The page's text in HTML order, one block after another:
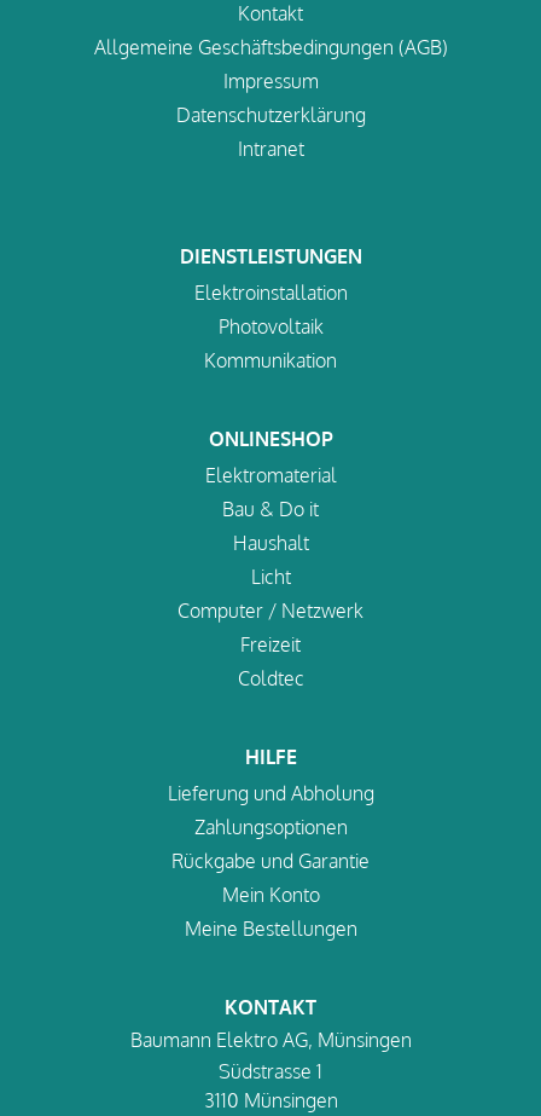
Kontakt
Allgemeine Geschäftsbedingungen (AGB)
Impressum
Datenschutzerklärung
Intranet
DIENSTLEISTUNGEN
Elektroinstallation
Photovoltaik
Kommunikation
ONLINESHOP
Elektromaterial
Bau & Do it
Haushalt
Licht
Computer / Netzwerk
Freizeit
Coldtec
HILFE
Lieferung und Abholung
Zahlungsoptionen
Rückgabe und Garantie
Mein Konto
Meine Bestellungen
KONTAKT
Baumann Elektro AG, Münsingen
Südstrasse 1
3110 Münsingen